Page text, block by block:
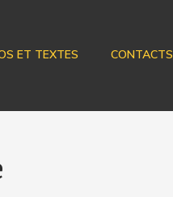
ET TEXTES CONTACTS